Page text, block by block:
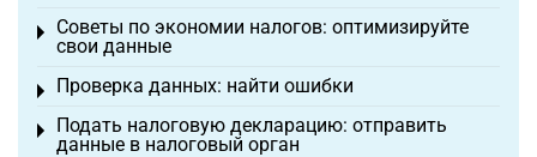
Советы по экономии налогов: оптимизируйте
свои данные
Toggle menu
Проверка данных: найти ошибки
Toggle menu
Подать налоговую декларацию: отправить
данные в налоговый орган
Toggle menu